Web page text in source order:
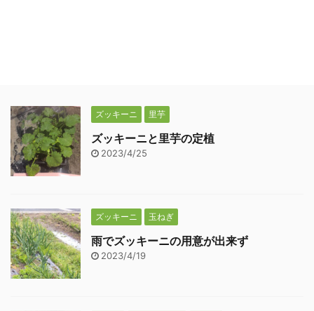
ズッキーニ 里芋
ズッキーニと里芋の定植
2023/4/25
ズッキーニ 玉ねぎ
雨でズッキーニの用意が出来ず
2023/4/19